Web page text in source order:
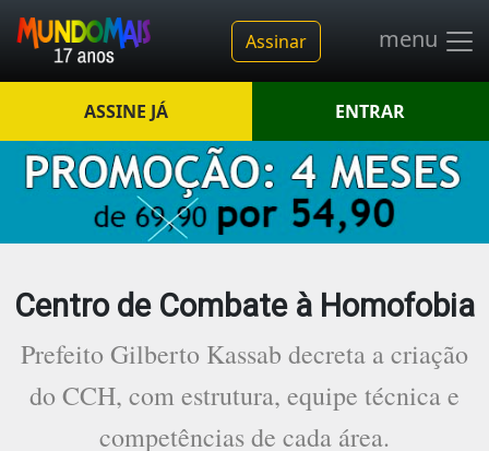
Assinar menu
ASSINE JÁ ENTRAR
Centro de Combate à Homofobia
Prefeito Gilberto Kassab decreta a criação
do CCH, com estrutura, equipe técnica e
competências de cada área.